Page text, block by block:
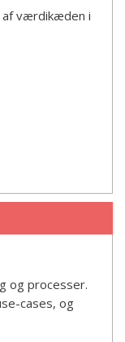
værdikæden i
og processer.
cases, og